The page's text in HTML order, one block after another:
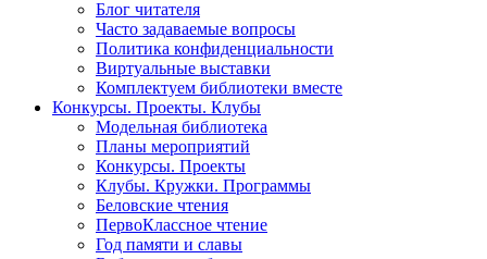
Блог читателя
Часто задаваемые вопросы
Политика конфиденциальности
Виртуальные выставки
Комплектуем библиотеки вместе
Конкурсы. Проекты. Клубы
Модельная библиотека
Планы мероприятий
Конкурсы. Проекты
Клубы. Кружки. Программы
Беловские чтения
ПервоКлассное чтение
Год памяти и славы